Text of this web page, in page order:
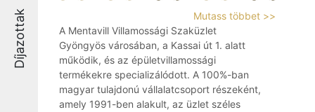
Díjazottak
Mutass többet >>
A Mentavill Villamossági Szaküzlet
Gyöngyös városában, a Kassai út 1. alatt
működik, és az épületvillamossági
termékekre specializálódott. A 100%-ban
magyar tulajdonú vállalatcsoport részeként,
amely 1991-ben alakult, az üzlet széles